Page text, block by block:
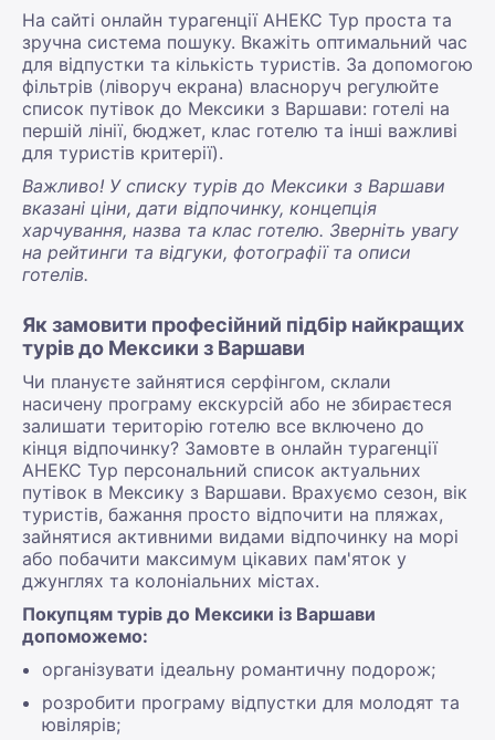
На сайті онлайн турагенції АНЕКС Тур проста та
зручна система пошуку. Вкажіть оптимальний час
для відпустки та кількість туристів. За допомогою
фільтрів (ліворуч екрана) власноруч регулюйте
список путівок до Мексики з Варшави: готелі на
першій лінії, бюджет, клас готелю та інші важливі
для туристів критерії).
Важливо! У списку турів до Мексики з Варшави
вказані ціни, дати відпочинку, концепція
харчування, назва та клас готелю. Зверніть увагу
на рейтинги та відгуки, фотографії та описи
готелів.
Як замовити професійний підбір найкращих
турів до Мексики з Варшави
Чи плануєте зайнятися серфінгом, склали
насичену програму екскурсій або не збираєтеся
залишати територію готелю все включено до
кінця відпочинку? Замовте в онлайн турагенції
АНЕКС Тур персональний список актуальних
путівок в Мексику з Варшави. Врахуємо сезон, вік
туристів, бажання просто відпочити на пляжах,
зайнятися активними видами відпочинку на морі
або побачити максимум цікавих пам'яток у
джунглях та колоніальних містах.
Покупцям турів до Мексики із Варшави
допоможемо:
організувати ідеальну романтичну подорож;
розробити програму відпустки для молодят та
ювілярів;